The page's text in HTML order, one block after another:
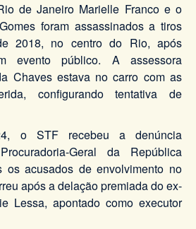
de Janeiro Marielle Franco e o
foram assassinados a tiros
2018, no centro do Rio, após
evento público. A assessora
Chaves estava no carro com as
configurando tentativa de
o STF recebeu a denúncia
Geral da República
os acusados de envolvimento no
após a delação premiada do ex-
Lessa, apontado como executor